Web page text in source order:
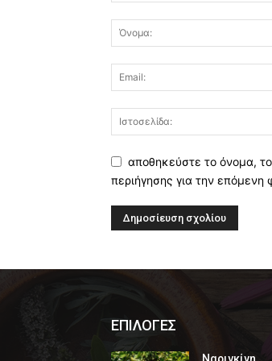
αποθηκεύστε το όνομα,
περιήγησης για την
ΕΠΙΛΟΓΕΣ